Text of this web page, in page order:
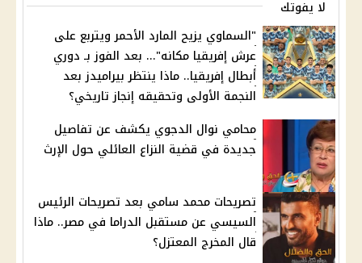
لا يفوتك
"السماوي يزيح المارد الأحمر ويتربع على
عرش إفريقيا مكانه"... بعد الفوز بـ دوري
أبطال إفريقيا.. ماذا ينتظر بيراميدز بعد
النجمة الأولى وتحقيقه إنجاز تاريخي؟
محامي نوال الدجوي يكشف عن تفاصيل
جديدة في قضية النزاع العائلي حول الإرث
تصريحات محمد سامي بعد تصريحات الرئيس
السيسي عن مستقبل الدراما في مصر.. ماذا
قال المخرج المعتزل؟